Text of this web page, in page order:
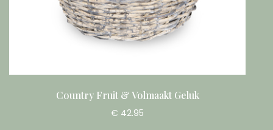
Country Fruit & Volmaakt Geluk
€ 42.95